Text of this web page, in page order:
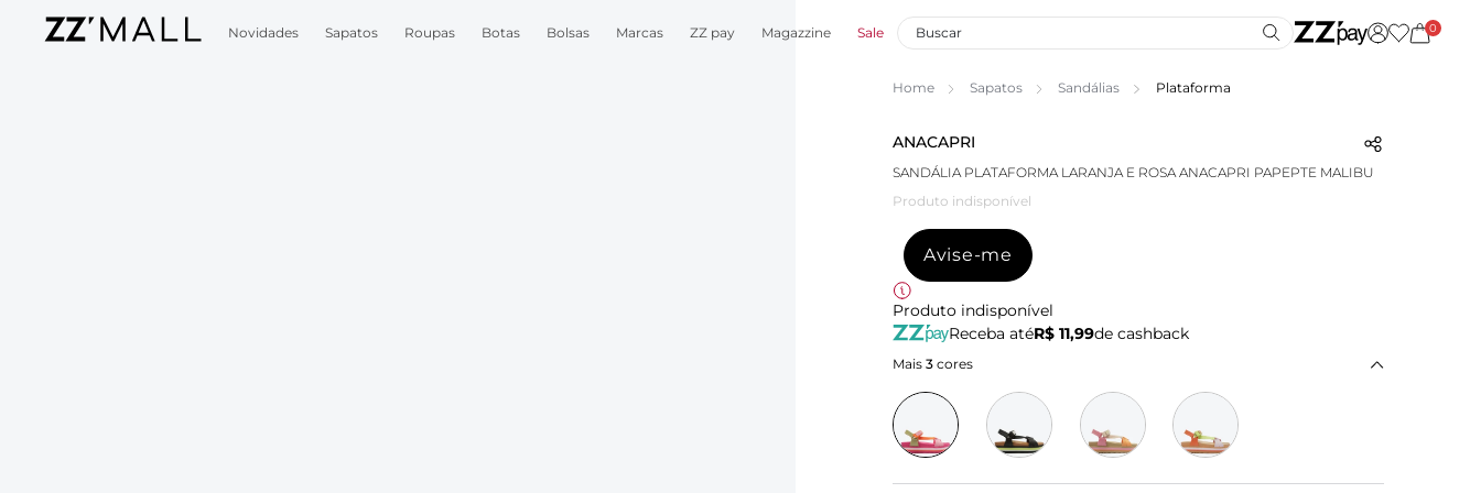
Novidades Sapatos Roupas Botas Bolsas Marcas ZZ pay Magazzine Sale 0
Home Sapatos Sandálias Plataforma
ANACAPRI
SANDÁLIA PLATAFORMA LARANJA E ROSA ANACAPRI PAPEPTE MALIBU
Produto indisponível
Avise-me
Produto indisponível
Receba atéR$ 11,99de cashback
Mais 3 cores